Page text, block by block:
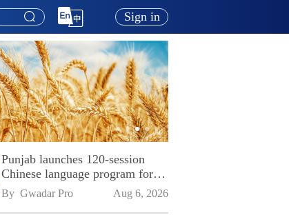
Sign in
Punjab launches 120-session
Chinese language program for
SPU
By Gwadar Pro Aug 6, 2026